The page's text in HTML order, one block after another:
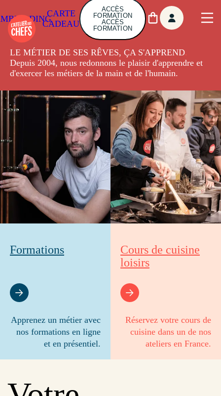
CARTE
CADEAU
ACCÈS
FORMATION
ACCÈS
FORMATION
LE MÉTIER DE SES RÊVES, ÇA S'APPREND.
Depuis 2004, nous redonnons le plaisir d'apprendre et
d'exercer les métiers de la main et de l'humain.
Formations
Apprenez un métier avec
nos formations en ligne
et en présentiel.
Cours de cuisine
loisirs
Réservez votre cours de
cuisine dans un de nos
ateliers en France.